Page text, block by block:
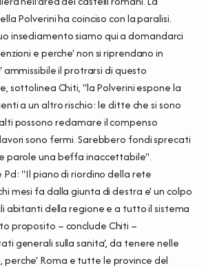
Polverini ha coinciso con la paralisi.
insediamento siamo qui a domandarci
e perche' non si riprendano in
il protrarsi di questo
sottolinea Chiti, "la Polverini espone la
a un altro rischio: le ditte che si sono
possono reclamare il compenso
sono fermi. Sarebbero fondi sprecati
parole una beffa inaccettabile".
"Il piano di riordino della rete
mesi fa dalla giunta di destra e' un colpo
abitanti della regione e a tutto il sistema
proposito – conclude Chiti –
generali sulla sanita', da tenere nelle
perche' Roma e tutte le province del